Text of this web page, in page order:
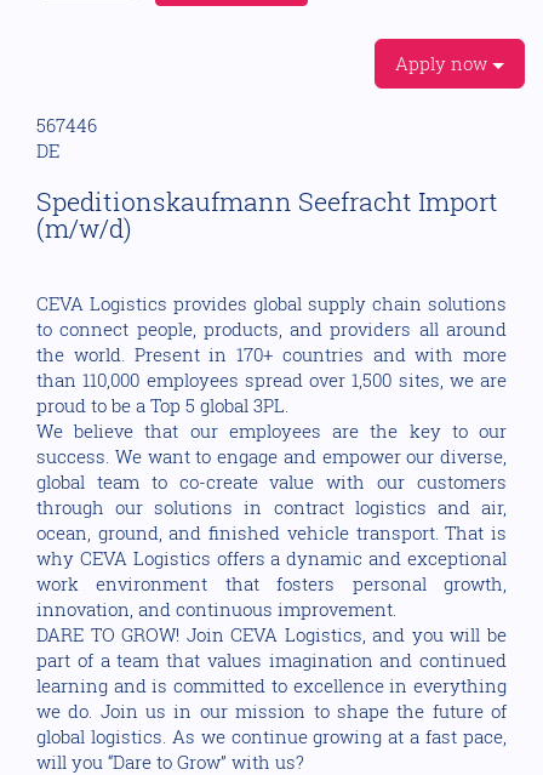
Apply now
567446
DE
Speditionskaufmann Seefracht Import
(m/w/d)
CEVA Logistics provides global supply chain solutions
to connect people, products, and providers all around
the world. Present in 170+ countries and with more
than 110,000 employees spread over 1,500 sites, we are
proud to be a Top 5 global 3PL.
We believe that our employees are the key to our
success. We want to engage and empower our diverse,
global team to co-create value with our customers
through our solutions in contract logistics and air,
ocean, ground, and finished vehicle transport. That is
why CEVA Logistics offers a dynamic and exceptional
work environment that fosters personal growth,
innovation, and continuous improvement.
DARE TO GROW! Join CEVA Logistics, and you will be
part of a team that values imagination and continued
learning and is committed to excellence in everything
we do. Join us in our mission to shape the future of
global logistics. As we continue growing at a fast pace,
will you “Dare to Grow” with us?